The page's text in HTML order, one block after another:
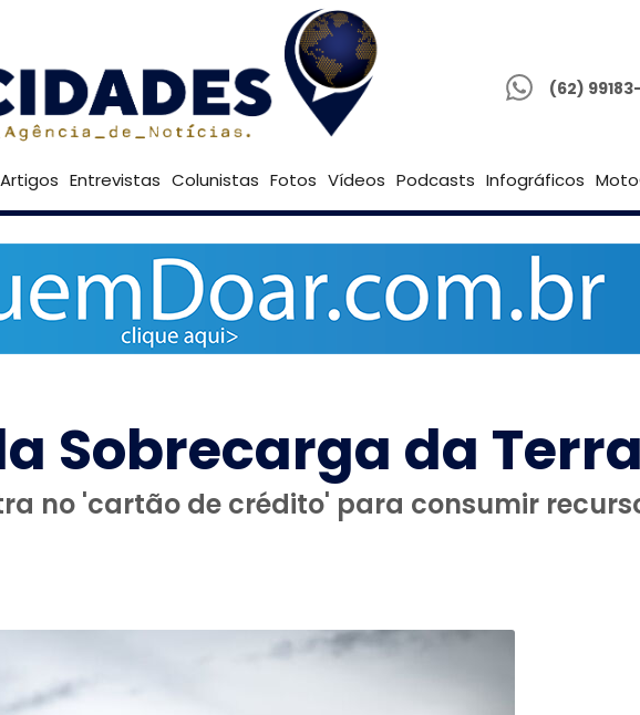
(62)
Goiânia 26º Brasília Goiânia
Artigos Entrevistas Colunistas Fotos Vídeos Podcasts Infográficos
Sobrecarga da
no 'cartão de crédito' para consumir